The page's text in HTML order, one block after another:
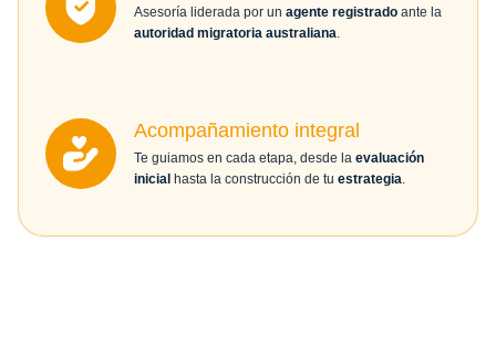
Asesoría liderada por un agente registrado ante la
autoridad migratoria australiana
Acompañamiento integral
Te guiamos en cada etapa, desde la evaluación
inicial hasta la construcción de tu estrategia